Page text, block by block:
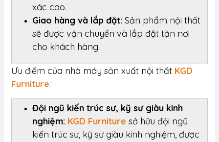
xác cao.
Giao hàng và lắp đặt: Sản phẩm nội thất
sẽ được vận chuyển và lắp đặt tận nơi
cho khách hàng.
Ưu điểm của nhà máy sản xuất nội thất KGD
Furniture:
Đội ngũ kiến trúc sư, kỹ sư giàu kinh
nghiệm: KGD Furniture sở hữu đội ngũ
kiến trúc sư, kỹ sư giàu kinh nghiệm, được